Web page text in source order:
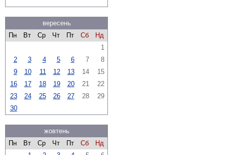
вересень
Пн
Вт Ср Чт Пт Сб
Нд
1
2
3 4 5 6 7
8
9
10 11 12 13 14
15
16
17 18 19 20 21
22
23
24 25 26 27 28
29
30
жовтень
Пн
Вт Ср Чт Пт Сб
Нд